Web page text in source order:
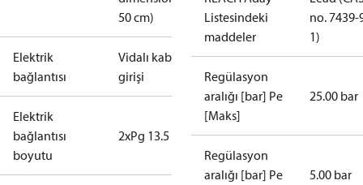
50 cm)
Elektrik
bağlantısı
Vidalı kablo
girişi
Elektrik
bağlantısı
boyutu
2xPg 13.5
Listesindeki
maddeler
no. 7439-
1)
Regülasyon
aralığı [bar] Pe
[Maks]
25.00 bar
Regülasyon
aralığı [bar] Pe
5.00 bar